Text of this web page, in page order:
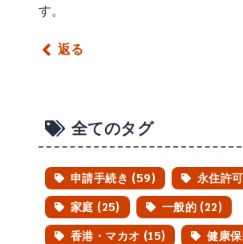
す。
返る
全てのタグ
申請手続き (59)
永住許
家庭 (25)
一般的 (22)
香港・マカオ (15)
健康